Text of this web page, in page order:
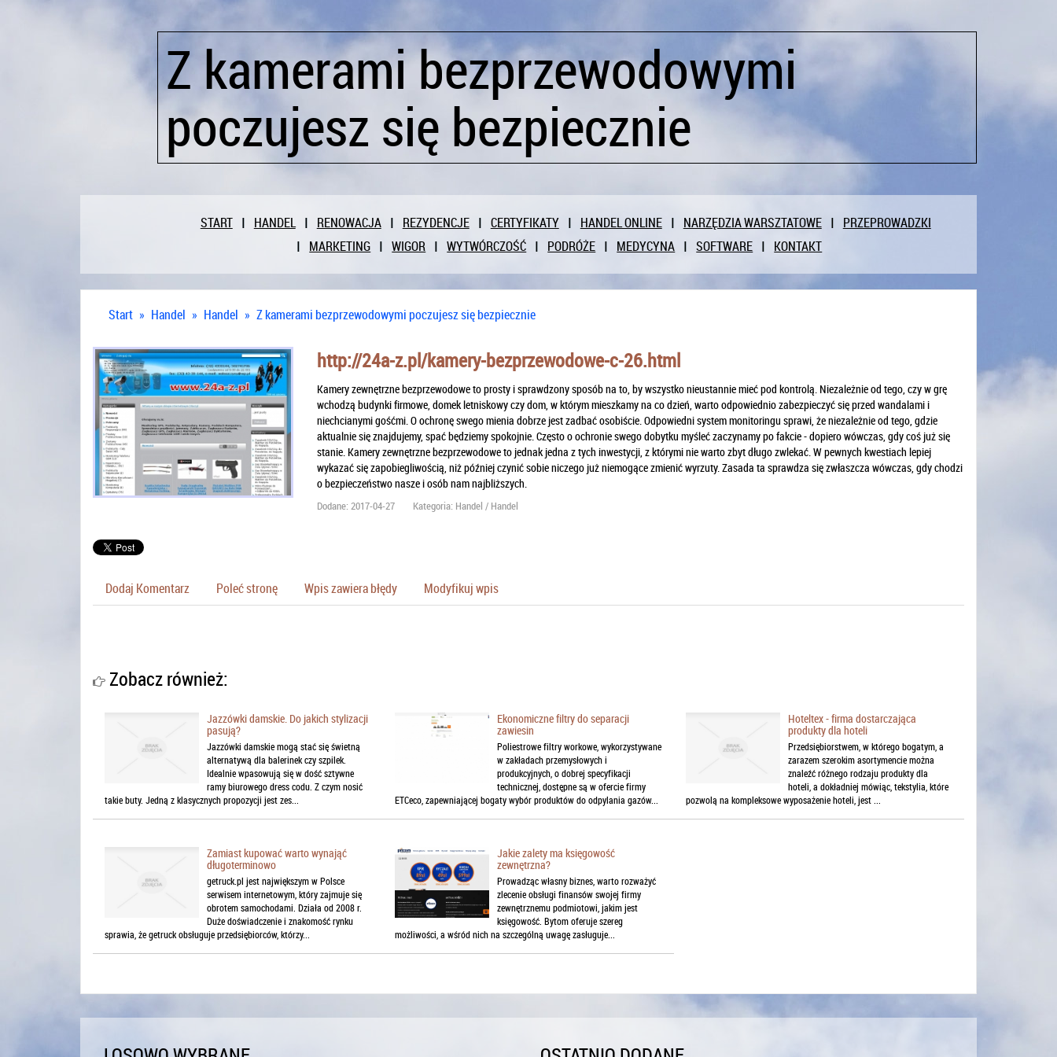
Z kamerami bezprzewodowymi
poczujesz się bezpiecznie
START HANDEL RENOWACJA REZYDENCJE CERTYFIKATY HANDEL ONLINE NARZĘDZIA WARSZTATOWE
PRZEPROWADZKI
MARKETING
WIGOR WYTWÓRCZOŚĆ PODRÓŻE MEDYCYNA SOFTWARE KONTAKT
Start » Handel » Handel » Z kamerami bezprzewodowymi poczujesz się bezpiecznie
http://24a-z.pl/kamery-bezprzewodowe-c-26.html
Kamery zewnętrzne bezprzewodowe to prosty i sprawdzony sposób na to, by wszystko nieustannie mieć pod kontrolą. Niezależnie od tego, czy w grę
wchodzą budynki firmowe, domek letniskowy czy dom, w którym mieszkamy na co dzień, warto odpowiednio zabezpieczyć się przed wandalami i
niechcianymi gośćmi. O ochronę swego mienia dobrze jest zadbać osobiście. Odpowiedni system monitoringu sprawi, że niezależnie od tego, gdzie
aktualnie się znajdujemy, spać będziemy spokojnie. Często o ochronie swego dobytku myśleć zaczynamy po fakcie - dopiero wówczas, gdy coś już się
stanie. Kamery zewnętrzne bezprzewodowe to jednak jedna z tych inwestycji, z którymi nie warto zbyt długo zwlekać. W pewnych kwestiach lepiej
wykazać się zapobiegliwością, niż później czynić sobie niczego już niemogące zmienić wyrzuty. Zasada ta sprawdza się zwłaszcza wówczas, gdy chodzi
o bezpieczeństwo nasze i osób nam najbliższych.
Dodane: 2017-04-27 Kategoria: Handel / Handel
Dodaj Komentarz Poleć stronę Wpis zawiera błędy Modyfikuj wpis
Zobacz również:
Jazzówki damskie. Do jakich stylizacji
pasują?
Jazzówki damskie mogą stać się świetną
alternatywą dla balerinek czy szpilek.
Idealnie wpasowują się w dość sztywne
ramy biurowego dress codu. Z czym nosić
takie buty. Jedną z klasycznych propozycji jest zes...
Ekonomiczne filtry do separacji
zawiesin
Poliestrowe filtry workowe, wykorzystywane
w zakładach przemysłowych i
produkcyjnych, o dobrej specyfikacji
technicznej, dostępne są w ofercie firmy
ETCeco, zapewniającej bogaty wybór produktów do odpylania gazów...
Hoteltex - firma dostarczająca
produkty dla hoteli
Przedsiębiorstwem, w którego bogatym, a
zarazem szerokim asortymencie można
znaleźć różnego rodzaju produkty dla
hoteli, a dokładniej mówiąc, tekstylia, które
pozwolą na kompleksowe wyposażenie hoteli, jest ...
Zamiast kupować warto wynająć
długoterminowo
getruck.pl jest największym w Polsce
serwisem internetowym, który zajmuje się
obrotem samochodami. Działa od 2008 r.
Duże doświadczenie i znakomość rynku
sprawia, że getruck obsługuje przedsiębiorców, którzy...
Jakie zalety ma księgowość
zewnętrzna?
Prowadząc własny biznes, warto rozważyć
zlecenie obsługi finansów swojej firmy
zewnętrznemu podmiotowi, jakim jest
księgowość. Bytom oferuje szereg
możliwości, a wśród nich na szczególną uwagę zasługuje...